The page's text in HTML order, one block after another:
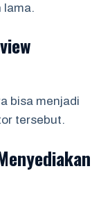
lama.
bisa menjadi
tersebut.